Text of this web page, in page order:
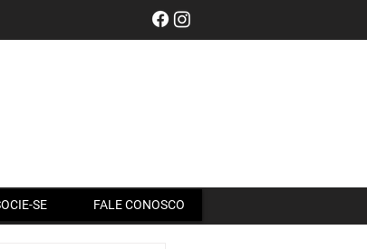
SE FALE CONOSCO